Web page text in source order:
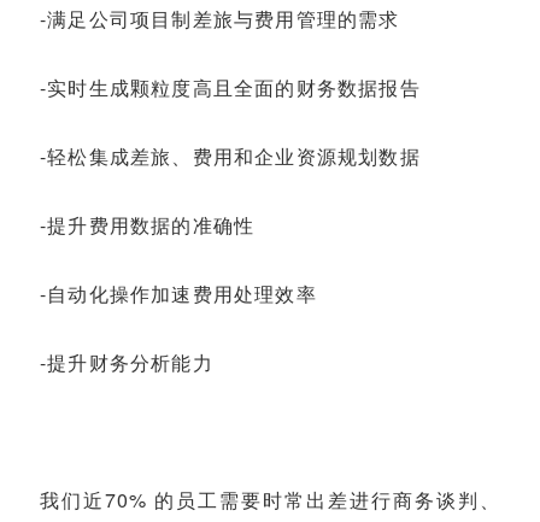
-满足公司项目制差旅与费用管理的需求
-实时生成颗粒度高且全面的财务数据报告
-轻松集成差旅、费用和企业资源规划数据
-提升费用数据的准确性
-自动化操作加速费用处理效率
-提升财务分析能力
我们近70% 的员工需要时常出差进行商务谈判、